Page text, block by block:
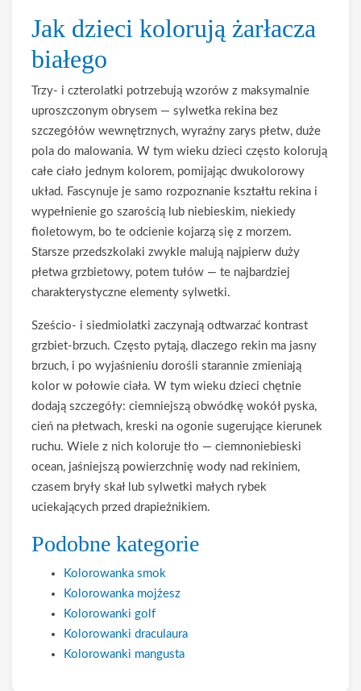
Jak dzieci kolorują żarłacza
białego
Trzy- i czterolatki potrzebują wzorów z maksymalnie
uproszczonym obrysem — sylwetka rekina bez
szczegółów wewnętrznych, wyraźny zarys płetw, duże
pola do malowania. W tym wieku dzieci często kolorują
całe ciało jednym kolorem, pomijając dwukolorowy
układ. Fascynuje je samo rozpoznanie kształtu rekina i
wypełnienie go szarością lub niebieskim, niekiedy
fioletowym, bo te odcienie kojarzą się z morzem.
Starsze przedszkolaki zwykle malują najpierw duży
płetwa grzbietowy, potem tułów — te najbardziej
charakterystyczne elementy sylwetki.
Sześcio- i siedmiolatki zaczynają odtwarzać kontrast
grzbiet-brzuch. Często pytają, dlaczego rekin ma jasny
brzuch, i po wyjaśnieniu dorośli starannie zmieniają
kolor w połowie ciała. W tym wieku dzieci chętnie
dodają szczegóły: ciemniejszą obwódkę wokół pyska,
cień na płetwach, kreski na ogonie sugerujące kierunek
ruchu. Wiele z nich koloruje tło — ciemnoniebieski
ocean, jaśniejszą powierzchnię wody nad rekiniem,
czasem bryły skał lub sylwetki małych rybek
uciekających przed drapieżnikiem.
Podobne kategorie
Kolorowanka smok
Kolorowanka mojżesz
Kolorowanki golf
Kolorowanki draculaura
Kolorowanki mangusta